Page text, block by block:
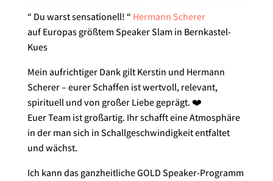
“ Du warst sensationell! “ Hermann Scherer
auf Europas größtem Speaker Slam in Bernkastel-
Kues
Mein aufrichtiger Dank gilt Kerstin und Hermann
Scherer – eurer Schaffen ist wertvoll, relevant,
spirituell und von großer Liebe geprägt. ❤️
Euer Team ist großartig. Ihr schafft eine Atmosphäre
in der man sich in Schallgeschwindigkeit entfaltet
und wächst.
Ich kann das ganzheitliche GOLD Speaker-Programm